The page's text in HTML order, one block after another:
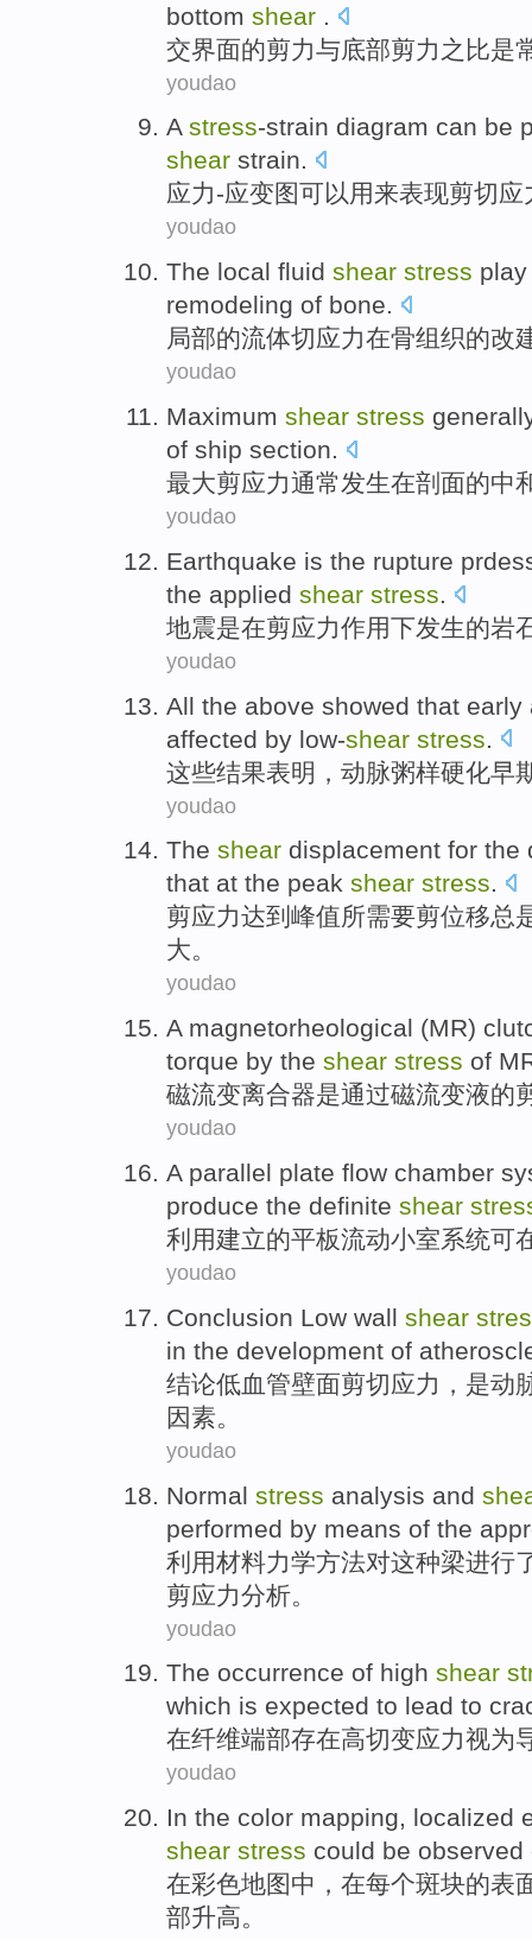
bottom shear
交界面的剪力与底部剪力 之 比是
youdao
A stress-strain diagram can be
shear strain.
应力-应变图可以用来表现剪切应
youdao
The local fluid shear stress play
remodeling of bone.
局部的流体切应力在骨组织的改
youdao
Maximum shear stress
of ship section.
最大剪应力通常发生在剖面的中
youdao
Earthquake is the rupture
the applied shear stress.
地震是在剪应力作用下发生的岩
youdao
All the above showed that early
affected by low-shear stress
这些结果表明， 动脉粥样硬化早
youdao
The shear displacement for the
that at the peak shear stress.
剪应力达到峰值所需要剪位移总
大。
youdao
A magnetorheological (MR)
torque by the shear stress of
磁流变离合器是通过磁流变液的
youdao
A parallel plate flow chamber
produce the definite shear
利用建立的平板流动小室系统可
youdao
Conclusion Low wall shear
in the development of
结论低血管壁面剪切应力 ， 是动
因素。
youdao
Normal stress analysis and
performed by means of the
利用材料力学方法对这种梁进行
剪应力分析。
youdao
The occurrence of high shear
which is expected to lead to
在纤维端部存在高切变应力视为
youdao
In the color mapping, localized
shear stress could be observed
在彩色地图中， 在每个斑块的表
部升高。